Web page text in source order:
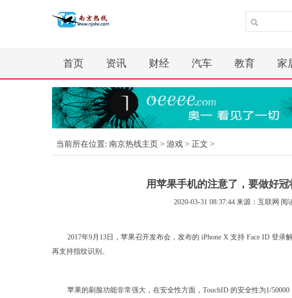
首页 资讯 财经 汽车 教育 家
当前所在位置: 南京热线主页 > 游戏 > 正文 >
用苹果手机的注意了，要做好
2020-03-31 08:37:44 来源：互联网 阅
2017年9月13日，苹果召开发布会，发布的 iPhone X 支持 Face ID 登
再支持指纹识别。
苹果的刷脸功能非常强大，在安全性方面，TouchID 的安全性为1/